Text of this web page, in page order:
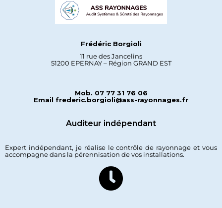
Frédéric Borgioli
11 rue des Jancelins
51200 EPERNAY – Région GRAND EST
Mob. 07 77 31 76 06
Email frederic.borgioli@ass-rayonnages.fr
Auditeur indépendant
Expert indépendant, je réalise le contrôle de rayonnage et vous
accompagne dans la pérennisation de vos installations.